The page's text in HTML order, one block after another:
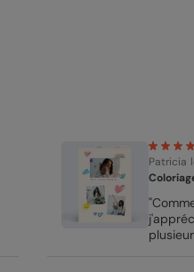
Patricia